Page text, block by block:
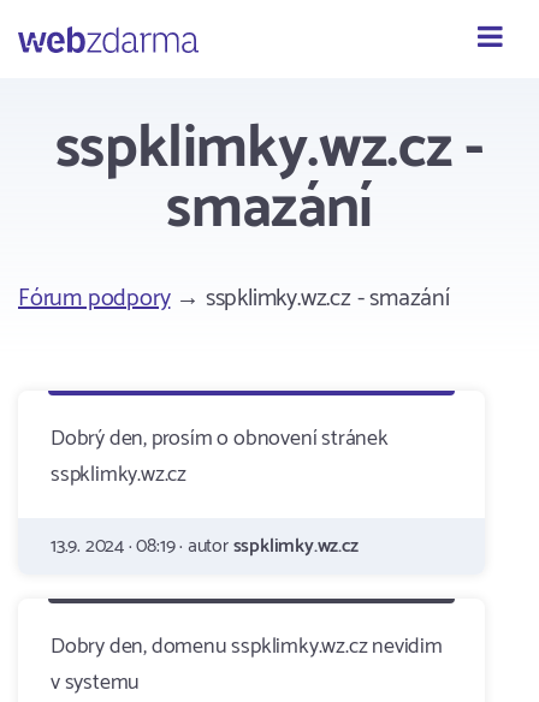
Webzdarma
sspklimky.wz.cz -
smazání
Fórum podpory→ sspklimky.wz.cz - smazání
Dobrý den, prosím o obnovení stránek
sspklimky.wz.cz
13.9. 2024 · 08:19 · autorsspklimky.wz.cz
Dobry den, domenu sspklimky.wz.cz nevidim
v systemu